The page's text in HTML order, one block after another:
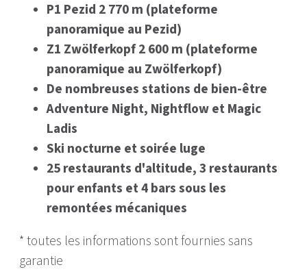
P1 Pezid 2 770 m (plateforme
panoramique au Pezid)
Z1 Zwölferkopf 2 600 m (plateforme
panoramique au Zwölferkopf)
De nombreuses stations de bien-être
Adventure Night, Nightflow et Magic
Ladis
Ski nocturne et soirée luge
25 restaurants d'altitude, 3 restaurants
pour enfants et 4 bars sous les
remontées mécaniques
* toutes les informations sont fournies sans
garantie